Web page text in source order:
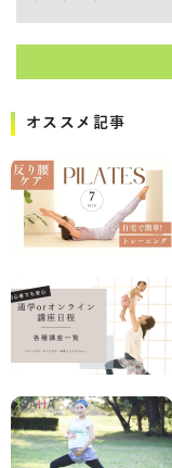
オススメ記事